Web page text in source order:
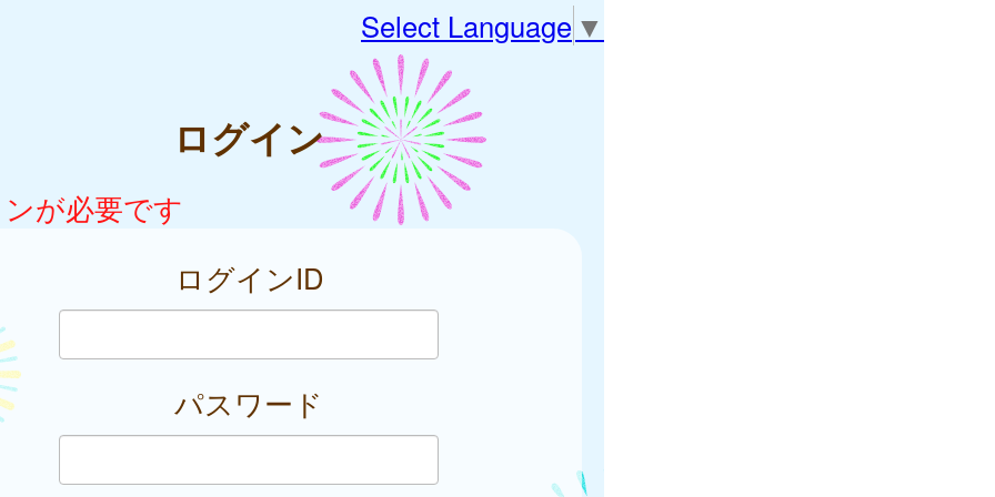
Select Language ▼
ログイン
が必要です
ログインID
パスワード